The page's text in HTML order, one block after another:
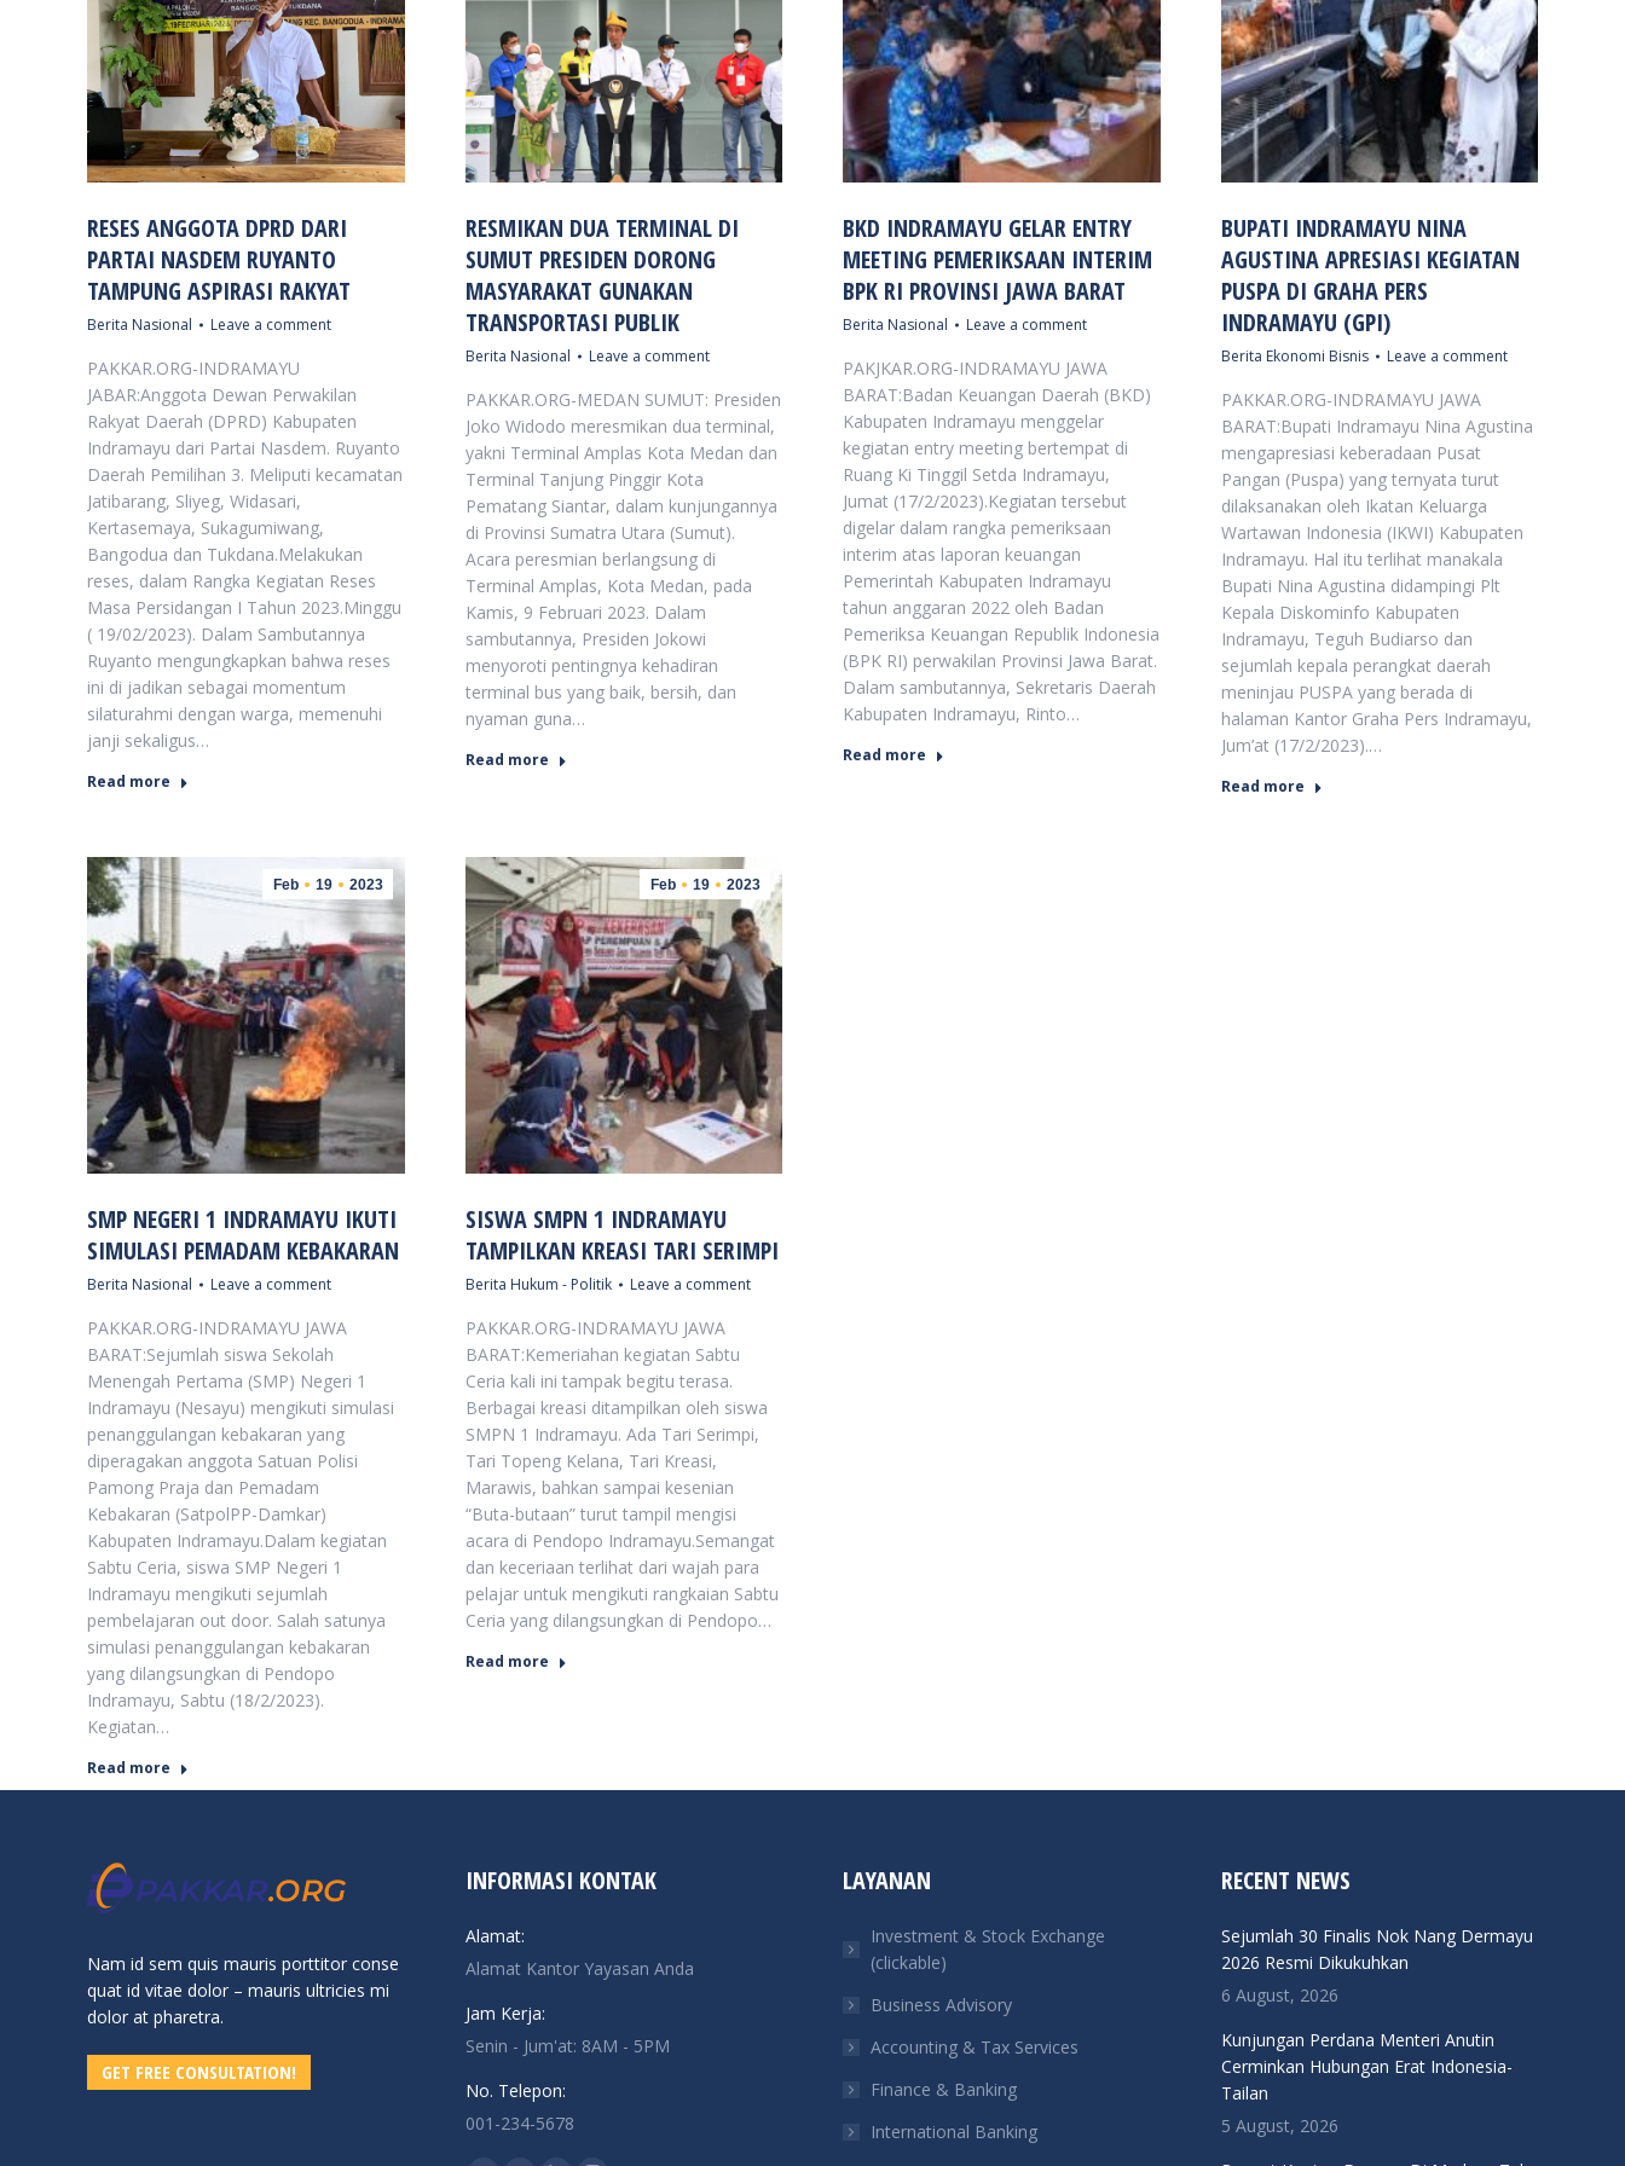
RESES ANGGOTA DPRD DARI
PARTAI NASDEM RUYANTO
TAMPUNG ASPIRASI RAKYAT
Berita Nasional Leave a comment
PAKKAR.ORG-INDRAMAYU
JABAR:Anggota Dewan Perwakilan
Rakyat Daerah (DPRD) Kabupaten
Indramayu dari Partai Nasdem. Ruyanto
Daerah Pemilihan 3. Meliputi kecamatan
Jatibarang, Sliyeg, Widasari,
Kertasemaya, Sukagumiwang,
Bangodua dan Tukdana.Melakukan
reses, dalam Rangka Kegiatan Reses
Masa Persidangan I Tahun 2023.Minggu
( 19/02/2023). Dalam Sambutannya
Ruyanto mengungkapkan bahwa reses
ini di jadikan sebagai momentum
silaturahmi dengan warga, memenuhi
janji sekaligus…
Read more
RESMIKAN DUA TERMINAL DI
SUMUT PRESIDEN DORONG
MASYARAKAT GUNAKAN
TRANSPORTASI PUBLIK
Berita Nasional Leave a comment
PAKKAR.ORG-MEDAN SUMUT: Presiden
Joko Widodo meresmikan dua terminal,
yakni Terminal Amplas Kota Medan dan
Terminal Tanjung Pinggir Kota
Pematang Siantar, dalam kunjungannya
di Provinsi Sumatra Utara (Sumut).
Acara peresmian berlangsung di
Terminal Amplas, Kota Medan, pada
Kamis, 9 Februari 2023. Dalam
sambutannya, Presiden Jokowi
menyoroti pentingnya kehadiran
terminal bus yang baik, bersih, dan
nyaman guna…
Read more
BKD INDRAMAYU GELAR ENTRY
MEETING PEMERIKSAAN INTERIM
BPK RI PROVINSI JAWA BARAT
Berita Nasional Leave a comment
PAKJKAR.ORG-INDRAMAYU JAWA
BARAT:Badan Keuangan Daerah (BKD)
Kabupaten Indramayu menggelar
kegiatan entry meeting bertempat di
Ruang Ki Tinggil Setda Indramayu,
Jumat (17/2/2023).Kegiatan tersebut
digelar dalam rangka pemeriksaan
interim atas laporan keuangan
Pemerintah Kabupaten Indramayu
tahun anggaran 2022 oleh Badan
Pemeriksa Keuangan Republik Indonesia
(BPK RI) perwakilan Provinsi Jawa Barat.
Dalam sambutannya, Sekretaris Daerah
Kabupaten Indramayu, Rinto…
Read more
BUPATI INDRAMAYU NINA
AGUSTINA APRESIASI KEGIATAN
PUSPA DI GRAHA PERS
INDRAMAYU (GPI)
Berita Ekonomi Bisnis Leave a comment
PAKKAR.ORG-INDRAMAYU JAWA
BARAT:Bupati Indramayu Nina Agustina
mengapresiasi keberadaan Pusat
Pangan (Puspa) yang ternyata turut
dilaksanakan oleh Ikatan Keluarga
Wartawan Indonesia (IKWI) Kabupaten
Indramayu. Hal itu terlihat manakala
Bupati Nina Agustina didampingi Plt
Kepala Diskominfo Kabupaten
Indramayu, Teguh Budiarso dan
sejumlah kepala perangkat daerah
meninjau PUSPA yang berada di
halaman Kantor Graha Pers Indramayu,
Jum’at (17/2/2023).…
Read more
Feb 19 2023
SMP NEGERI 1 INDRAMAYU IKUTI
SIMULASI PEMADAM KEBAKARAN
Berita Nasional Leave a comment
PAKKAR.ORG-INDRAMAYU JAWA
BARAT:Sejumlah siswa Sekolah
Menengah Pertama (SMP) Negeri 1
Indramayu (Nesayu) mengikuti simulasi
penanggulangan kebakaran yang
diperagakan anggota Satuan Polisi
Pamong Praja dan Pemadam
Kebakaran (SatpolPP-Damkar)
Kabupaten Indramayu.Dalam kegiatan
Sabtu Ceria, siswa SMP Negeri 1
Indramayu mengikuti sejumlah
pembelajaran out door. Salah satunya
simulasi penanggulangan kebakaran
yang dilangsungkan di Pendopo
Indramayu, Sabtu (18/2/2023).
Kegiatan…
Read more
Feb 19 2023
SISWA SMPN 1 INDRAMAYU
TAMPILKAN KREASI TARI SERIMPI
Berita Hukum - Politik Leave a comment
PAKKAR.ORG-INDRAMAYU JAWA
BARAT:Kemeriahan kegiatan Sabtu
Ceria kali ini tampak begitu terasa.
Berbagai kreasi ditampilkan oleh siswa
SMPN 1 Indramayu. Ada Tari Serimpi,
Tari Topeng Kelana, Tari Kreasi,
Marawis, bahkan sampai kesenian
“Buta-butaan” turut tampil mengisi
acara di Pendopo Indramayu.Semangat
dan keceriaan terlihat dari wajah para
pelajar untuk mengikuti rangkaian Sabtu
Ceria yang dilangsungkan di Pendopo…
Read more
Nam id sem quis mauris porttitor conse
quat id vitae dolor – mauris ultricies mi
dolor at pharetra.
GET FREE CONSULTATION!
INFORMASI KONTAK
Alamat:
Alamat Kantor Yayasan Anda
Jam Kerja:
Senin - Jum'at: 8AM - 5PM
No. Telepon:
001-234-5678
LAYANAN
Investment & Stock Exchange
(clickable)
Business Advisory
Accounting & Tax Services
Finance & Banking
International Banking
RECENT NEWS
Sejumlah 30 Finalis Nok Nang Dermayu
2026 Resmi Dikukuhkan
6 August, 2026
Kunjungan Perdana Menteri Anutin
Cerminkan Hubungan Erat Indonesia-
Tailan
5 August, 2026